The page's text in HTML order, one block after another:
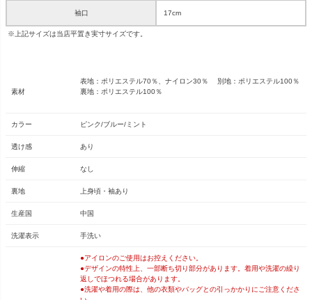
袖口 17cm
※上記サイズは当店平置き実寸サイズです。
素材
表地：ポリエステル70％、ナイロン30％ 別地：ポリエステル100％
裏地：ポリエステル100％
カラー ピンク/ブルー/ミント
透け感 あり
伸縮 なし
裏地 上身頃・袖あり
生産国 中国
洗濯表示 手洗い
●アイロンのご使用はお控えください。
●デザインの特性上、一部断ち切り部分があります。着用や洗濯の繰り
返しでほつれる場合があります。
●洗濯や着用の際は、他の衣類やバッグとの引っかかりにご注意くださ